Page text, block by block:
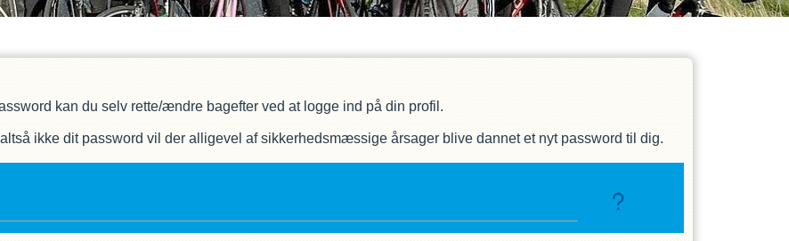
kan du selv rette/ændre bagefter ved at logge ind på din profil.
ikke dit password vil der alligevel af sikkerhedsmæssige årsager blive dannet et nyt password til dig.